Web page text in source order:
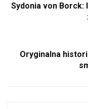
Sydonia von
Oryginalna